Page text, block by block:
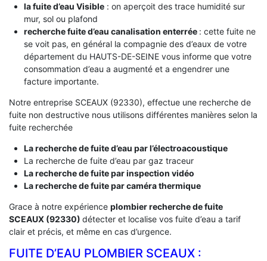
la fuite d’eau Visible: on aperçoit des trace humidité sur
mur, sol ou plafond
recherche fuite d’eau canalisation enterrée : cette fuite ne
se voit pas, en général la compagnie des d’eaux de votre
département du HAUTS-DE-SEINE vous informe que votre
consommation d’eau a augmenté et a engendrer une
facture importante.
Notre entreprise SCEAUX (92330), effectue une recherche de
fuite non destructive nous utilisons différentes manières selon la
fuite recherchée
La recherche de fuite d’eau par l’électroacoustique
La recherche de fuite d’eau par gaz traceur
La recherche de fuite par inspection vidéo
La recherche de fuite par caméra thermique
Grace à notre expérience plombier recherche de fuite
SCEAUX (92330) détecter et localise vos fuite d’eau a tarif
clair et précis, et même en cas d’urgence.
FUITE D’EAU PLOMBIER SCEAUX :